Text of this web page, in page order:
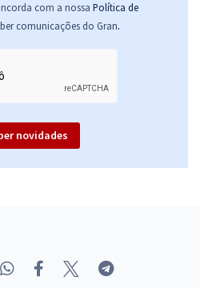
com a nossa Política de
comunicações do Gran.
novidades